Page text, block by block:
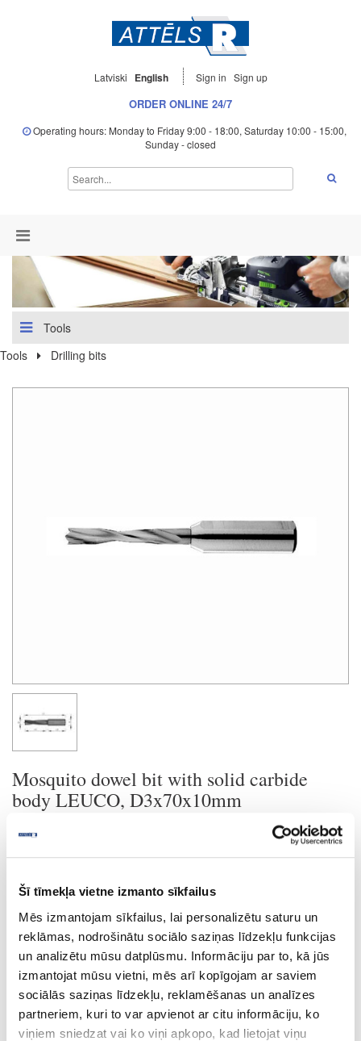
Šī tīmekļa vietne izmanto sīkfailus
Mēs izmantojam sīkfailus, lai personalizētu saturu un
reklāmas, nodrošinātu sociālo saziņas līdzekļu funkcijas
un analizētu mūsu datplūsmu. Informāciju par to, kā jūs
izmantojat mūsu vietni, mēs arī kopīgojam ar saviem
sociālās saziņas līdzekļu, reklamēšanas un analīzes
partneriem, kuri to var apvienot ar citu informāciju, ko
viņiem sniedzat vai ko viņi apkopo, kad lietojat viņu
Latviski English Sign in Sign up
ORDER ONLINE 24/7
Operating hours: Monday to Friday 9:00 - 18:00, Saturday 10:00 - 15:00,
Sunday - closed
Tools
Tools
Drilling bits
Mosquito dowel bit with solid carbide
body LEUCO, D3x70x10mm
Ask question
Print
24-L182386
Mosquito dowel bit with solid
carbide body LEUCO, D3x70x10mm
Piece